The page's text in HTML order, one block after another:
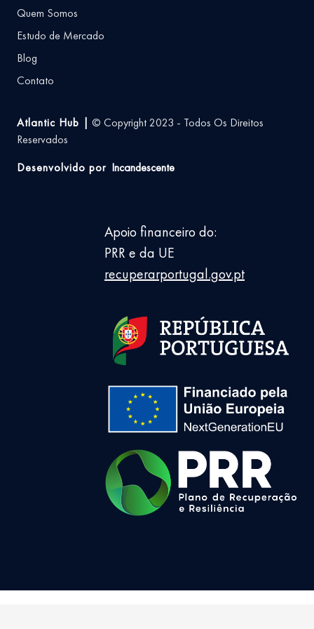
Quem Somos
Estudo de Mercado
Blog
Contato
Atlantic Hub |
© Copyright 2023 - Todos Os Direitos
Reservados
Desenvolvido por Incandescente
Apoio financeiro do:
PRR e da UE
recuperarportugal.gov.pt